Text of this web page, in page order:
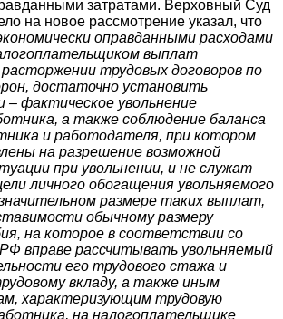
затратами. Верховный Суд
на новое рассмотрение указал, что
оправданными расходами
выплат
трудовых договоров по
достаточно установить
– фактическое увольнение
а также соблюдение баланса
и работодателя, при котором
на разрешение возможной
при увольнении, и не служат
личного обогащения увольняемого
размере таких выплат,
обычному размеру
на которое в соответствии со
вправе рассчитывать увольняемый
его трудового стажа и
вкладу, а также иным
характеризующим трудовую
на налогоплательщике